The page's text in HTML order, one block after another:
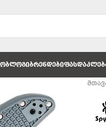
ᲑᲚᲝᲒᲘᲑᲠᲔᲜᲓᲔᲑᲘ